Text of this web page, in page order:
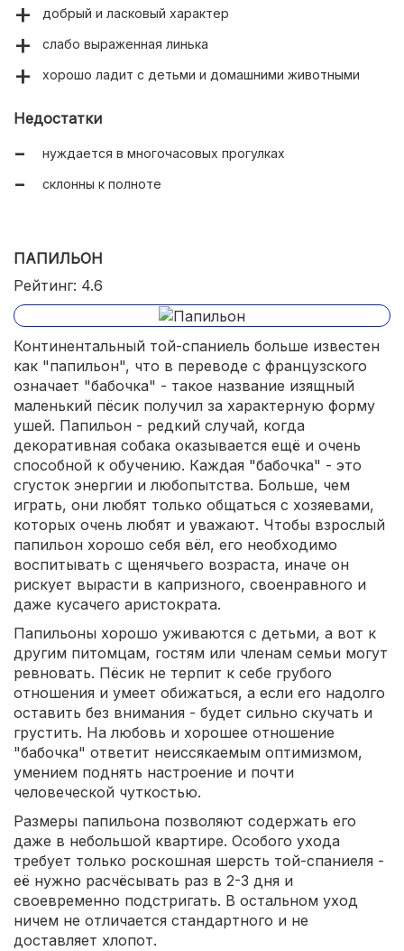
добрый и ласковый характер
слабо выраженная линька
хорошо ладит с детьми и домашними животными
Недостатки
нуждается в многочасовых прогулках
склонны к полноте
ПАПИЛЬОН
Рейтинг: 4.6
Континентальный той-спаниель больше известен
как "папильон", что в переводе с французского
означает "бабочка" - такое название изящный
маленький пёсик получил за характерную форму
ушей. Папильон - редкий случай, когда
декоративная собака оказывается ещё и очень
способной к обучению. Каждая "бабочка" - это
сгусток энергии и любопытства. Больше, чем
играть, они любят только общаться с хозяевами,
которых очень любят и уважают. Чтобы взрослый
папильон хорошо себя вёл, его необходимо
воспитывать с щенячьего возраста, иначе он
рискует вырасти в капризного, своенравного и
даже кусачего аристократа.
Папильоны хорошо уживаются с детьми, а вот к
другим питомцам, гостям или членам семьи могут
ревновать. Пёсик не терпит к себе грубого
отношения и умеет обижаться, а если его надолго
оставить без внимания - будет сильно скучать и
грустить. На любовь и хорошее отношение
"бабочка" ответит неиссякаемым оптимизмом,
умением поднять настроение и почти
человеческой чуткостью.
Размеры папильона позволяют содержать его
даже в небольшой квартире. Особого ухода
требует только роскошная шерсть той-спаниеля -
её нужно расчёсывать раз в 2-3 дня и
своевременно подстригать. В остальном уход
ничем не отличается стандартного и не
доставляет хлопот.